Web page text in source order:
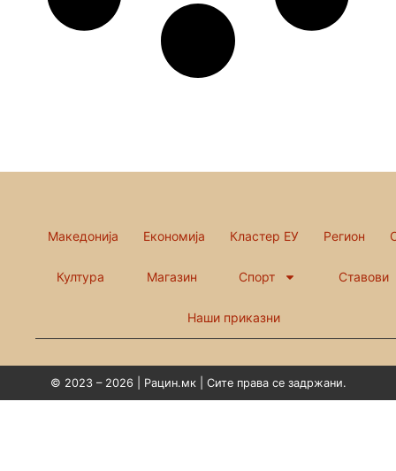
Македонија Економија Кластер ЕУ Регион
Култура Магазин Спорт Ставови
Наши приказни
© 2023 – 2026 | Рацин.мк | Сите права се задржани.